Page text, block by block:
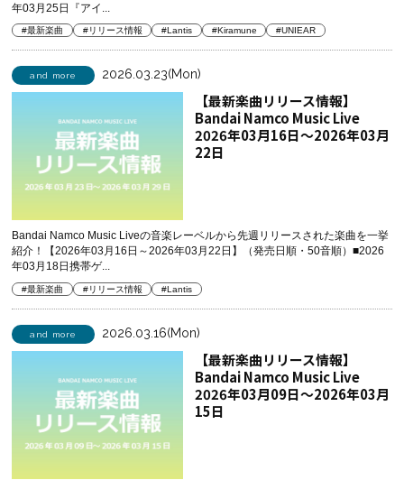
年03月25日『アイ...
#最新楽曲 #リリース情報 #Lantis #Kiramune #UNIEAR
and more 2026.03.23(Mon)
【最新楽曲リリース情報】
Bandai Namco Music Live
2026年03月16日～2026年03月
22日
Bandai Namco Music Liveの音楽レーベルから先週リリースされた楽曲を一挙
紹介！【2026年03月16日～2026年03月22日】（発売日順・50音順）■2026
年03月18日携帯ゲ...
#最新楽曲 #リリース情報 #Lantis
and more 2026.03.16(Mon)
【最新楽曲リリース情報】
Bandai Namco Music Live
2026年03月09日～2026年03月
15日